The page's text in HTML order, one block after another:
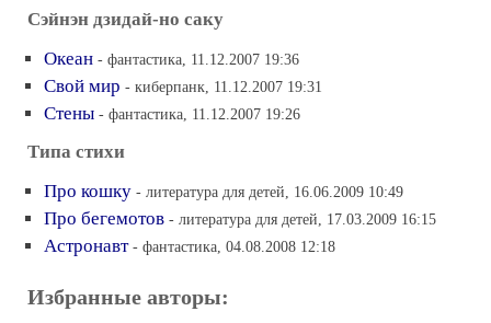
Сэйнэн дзидай-но саку
Океан - фантастика, 11.12.2007 19:36
Свой мир - киберпанк, 11.12.2007 19:31
Стены - фантастика, 11.12.2007 19:26
Типа стихи
Про кошку - литература для детей, 16.06.2009 10:49
Про бегемотов - литература для детей, 17.03.2009 16:15
Астронавт - фантастика, 04.08.2008 12:18
Избранные авторы: